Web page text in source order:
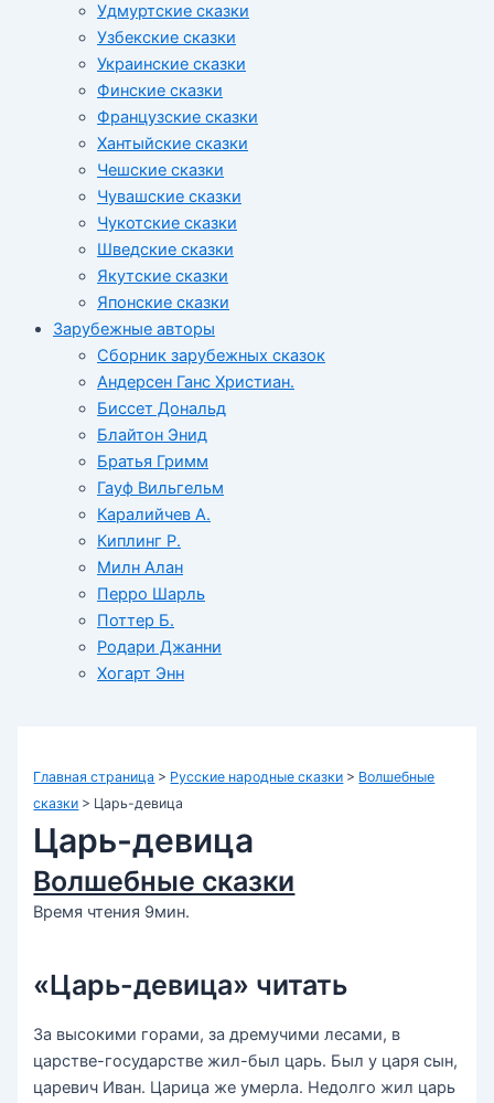
Удмуртские сказки
Узбекские сказки
Украинские сказки
Финские сказки
Французские сказки
Хантыйские сказки
Чешские сказки
Чувашские сказки
Чукотские сказки
Шведские сказки
Якутские сказки
Японские сказки
Зарубежные авторы
Сборник зарубежных сказок
Андерсен Ганс Христиан.
Биссет Дональд
Блайтон Энид
Братья Гримм
Гауф Вильгельм
Каралийчев А.
Киплинг Р.
Милн Алан
Перро Шарль
Поттер Б.
Родари Джанни
Хогарт Энн
Главная страница > Русские народные сказки > Волшебные
сказки > Царь-девица
Царь-девица
Волшебные сказки
Время чтения 9мин.
«Царь-девица» читать
За высокими горами, за дремучими лесами, в
царстве-государстве жил-был царь. Был у царя сын,
царевич Иван. Царица же умерла. Недолго жил царь